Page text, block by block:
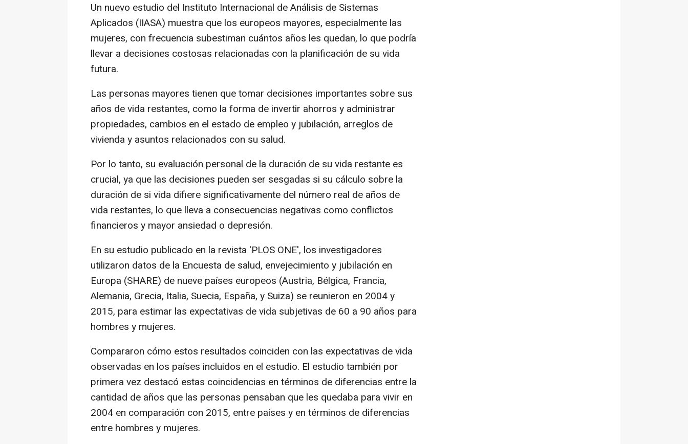
Un nuevo estudio del Instituto Internacional de Análisis de Sistemas
Aplicados (IIASA) muestra que los europeos mayores, especialmente las
mujeres, con frecuencia subestiman cuántos años les quedan, lo que podría
llevar a decisiones costosas relacionadas con la planificación de su vida
futura.
Las personas mayores tienen que tomar decisiones importantes sobre sus
años de vida restantes, como la forma de invertir ahorros y administrar
propiedades, cambios en el estado de empleo y jubilación, arreglos de
vivienda y asuntos relacionados con su salud.
Por lo tanto, su evaluación personal de la duración de su vida restante es
crucial, ya que las decisiones pueden ser sesgadas si su cálculo sobre la
duración de si vida difiere significativamente del número real de años de
vida restantes, lo que lleva a consecuencias negativas como conflictos
financieros y mayor ansiedad o depresión.
En su estudio publicado en la revista 'PLOS ONE', los investigadores
utilizaron datos de la Encuesta de salud, envejecimiento y jubilación en
Europa (SHARE) de nueve países europeos (Austria, Bélgica, Francia,
Alemania, Grecia, Italia, Suecia, España, y Suiza) se reunieron en 2004 y
2015, para estimar las expectativas de vida subjetivas de 60 a 90 años para
hombres y mujeres.
Compararon cómo estos resultados coinciden con las expectativas de vida
observadas en los países incluidos en el estudio. El estudio también por
primera vez destacó estas coincidencias en términos de diferencias entre la
cantidad de años que las personas pensaban que les quedaba para vivir en
2004 en comparación con 2015, entre países y en términos de diferencias
entre hombres y mujeres.